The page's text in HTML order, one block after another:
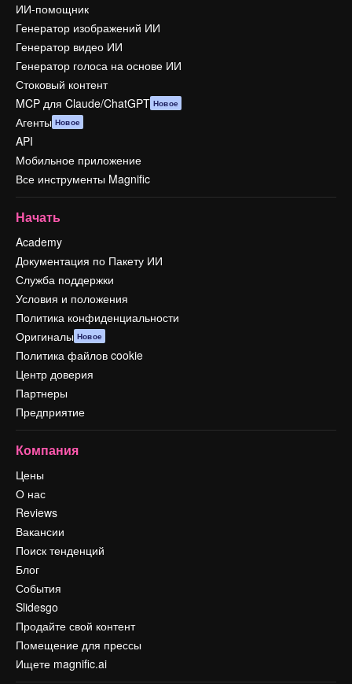
ИИ-помощник
Генератор изображений ИИ
Генератор видео ИИ
Генератор голоса на основе ИИ
Стоковый контент
MCP для Claude/ChatGPT Новое
Агенты Новое
API
Мобильное приложение
Все инструменты Magnific
Начать
Academy
Документация по Пакету ИИ
Служба поддержки
Условия и положения
Политика конфиденциальности
Оригиналы Новое
Политика файлов cookie
Центр доверия
Партнеры
Предприятие
Компания
Цены
О нас
Reviews
Вакансии
Поиск тенденций
Блог
События
Slidesgo
Продайте свой контент
Помещение для прессы
Ищете magnific.ai